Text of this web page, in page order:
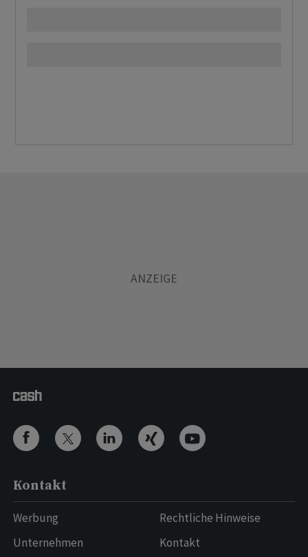
Kontakt
Werbung
Unternehmen
Rechtliche Hinweise
Kontakt